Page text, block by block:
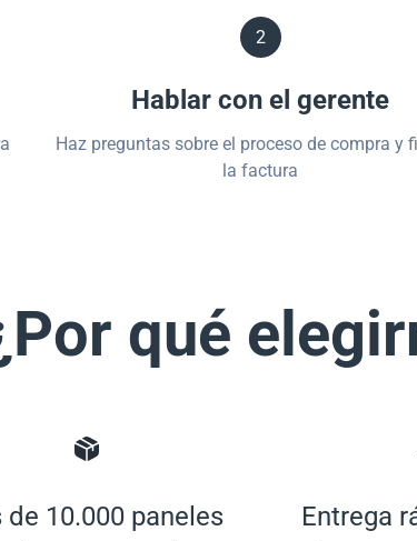
2
Hablar con el gerente
Haz preguntas sobre el proceso de compra y
la factura
qué
de 10.000 paneles
Entrega